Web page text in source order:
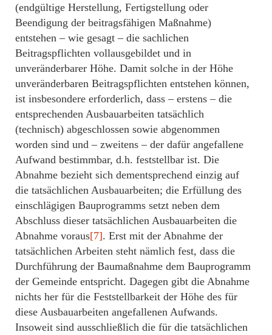
(endgültige Herstellung, Fertigstellung oder
Beendigung der beitragsfähigen Maßnahme)
entstehen – wie gesagt – die sachlichen
Beitragspflichten vollausgebildet und in
unveränderbarer Höhe. Damit solche in der Höhe
unveränderbaren Beitragspflichten entstehen können,
ist insbesondere erforderlich, dass – erstens – die
entsprechenden Ausbauarbeiten tatsächlich
(technisch) abgeschlossen sowie abgenommen
worden sind und – zweitens – der dafür angefallene
Aufwand bestimmbar, d.h. feststellbar ist. Die
Abnahme bezieht sich dementsprechend einzig auf
die tatsächlichen Ausbauarbeiten; die Erfüllung des
einschlägigen Bauprogramms setzt neben dem
Abschluss dieser tatsächlichen Ausbauarbeiten die
Abnahme voraus[7]. Erst mit der Abnahme der
tatsächlichen Arbeiten steht nämlich fest, dass die
Durchführung der Baumaßnahme dem Bauprogramm
der Gemeinde entspricht. Dagegen gibt die Abnahme
nichts her für die Feststellbarkeit der Höhe des für
diese Ausbauarbeiten angefallenen Aufwands.
Insoweit sind ausschließlich die für die tatsächlichen